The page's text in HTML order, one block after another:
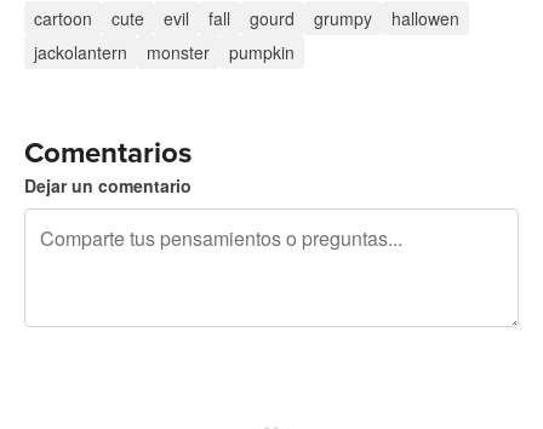
cartoon cute evil fall gourd grumpy
hallowen
jackolantern
monster pumpkin
Comentarios
Dejar un comentario